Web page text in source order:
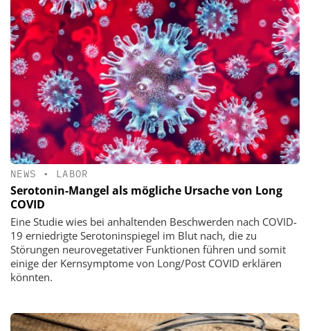
NEWS • LABOR
Serotonin-Mangel als mögliche Ursache von Long
COVID
Eine Studie wies bei anhaltenden Beschwerden nach COVID-
19 erniedrigte Serotoninspiegel im Blut nach, die zu
Störungen neurovegetativer Funktionen führen und somit
einige der Kernsymptome von Long/Post COVID erklären
könnten.